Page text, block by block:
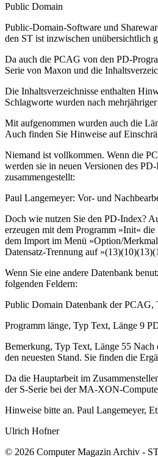
Public Domain
Public-Domain-Software und
den ST ist inzwischen unübersichtlich
Da auch die PCAG von den PD-
Serie von Maxon und die
Die Inhaltsverzeichnisse enthalten
Schlagworte wurden nach
Mit aufgenommen wurden auch die
Auch finden Sie Hinweise auf
Niemand ist vollkommen. Wenn die
werden sie in neuen Versionen des
zusammengestellt:
Paul Langemeyer: Vor- und
Doch wie nutzen Sie den PD-Index?
erzeugen mit dem Programm »Init«
dem Import im Menü »Option/
Datensatz-Trennung auf
Wenn Sie eine andere Datenbank
folgenden Feldern:
Public Domain Datenbank der PCAG,
Programm länge, Typ Text, Länge 9
Bemerkung, Typ Text, Länge 55 Nach
den neuesten Stand. Sie finden die
Da die Hauptarbeit im
der S-Serie bei der MA-XON-
Hinweise bitte an. Paul Langemeyer,
Ulrich Hofner
© 2026 Computer Magazin Archiv -